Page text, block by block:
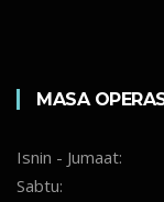
MASA
Isnin - Jumaat:
Sabtu: